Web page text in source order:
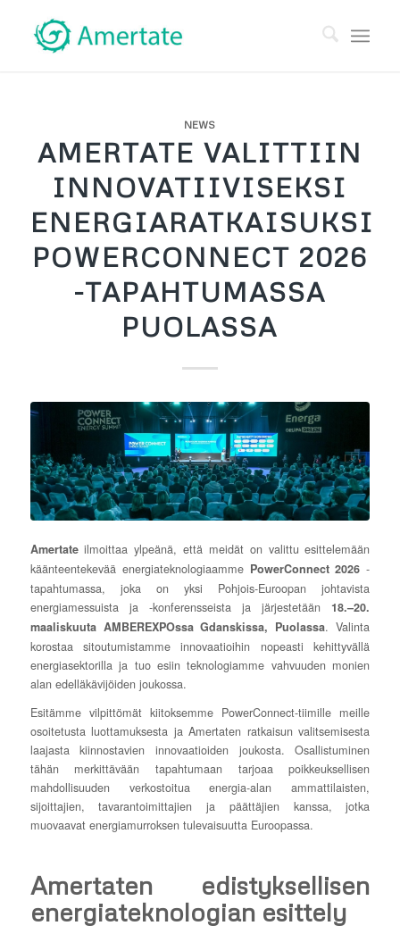
NEWS
AMERTATE VALITTIIN
INNOVATIIVISEKSI
ENERGIARATKAISUKSI
POWERCONNECT 2026
-TAPAHTUMASSA
PUOLASSA
Amertateilmoittaa ylpeänä, että meidät on valittu esittelemään
käänteentekevää energiateknologiaamme PowerConnect 2026 -
tapahtumassa, joka on yksi Pohjois-Euroopan johtavista
energiamessuista ja -konferensseista ja järjestetään18.–20.
maaliskuuta AMBEREXPOssa Gdanskissa, Puolassa. Valinta
korostaa sitoutumistamme innovaatioihin nopeasti kehittyvällä
energiasektorilla ja tuo esiin teknologiamme vahvuuden monien
alan edelläkävijöiden joukossa.
Esitämme vilpittömät kiitoksemme PowerConnect-tiimille meille
osoitetusta luottamuksesta ja Amertaten ratkaisun valitsemisesta
laajasta kiinnostavien innovaatioiden joukosta. Osallistuminen
tähän merkittävään tapahtumaan tarjoaa poikkeuksellisen
mahdollisuuden verkostoitua energia-alan ammattilaisten,
sijoittajien, tavarantoimittajien ja päättäjien kanssa, jotka
muovaavat energiamurroksen tulevaisuutta Euroopassa.
Amertaten edistyksellisen
energiateknologian esittely